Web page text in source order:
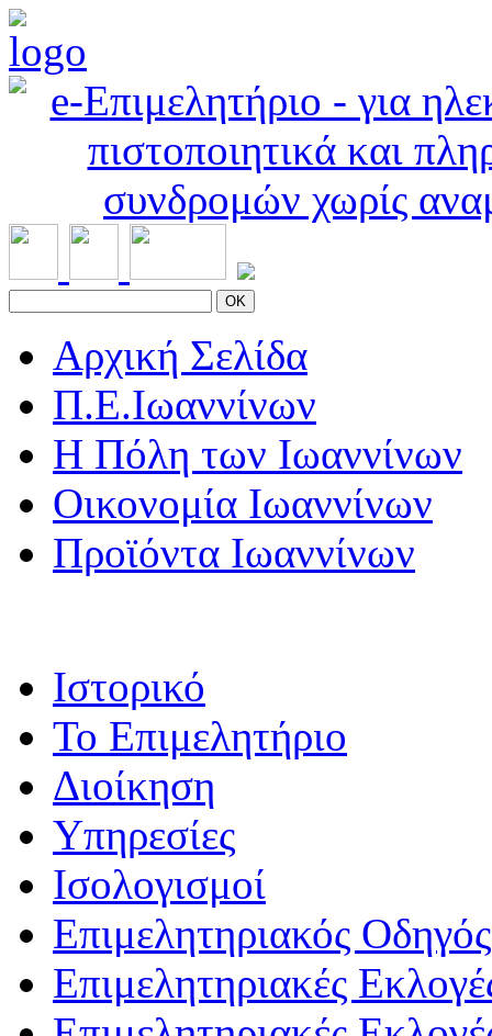
OK
Αρχική Σελίδα
Π.Ε.Ιωαννίνων
Η Πόλη των Ιωαννίνων
Οικονομία Ιωαννίνων
Προϊόντα Ιωαννίνων
Ιστορικό
Το Επιμελητήριο
Διοίκηση
Υπηρεσίες
Ισολογισμοί
Επιμελητηριακός Οδηγός
Επιμελητηριακές